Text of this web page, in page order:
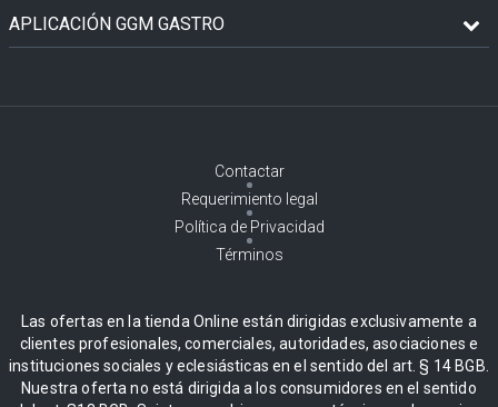
APLICACIÓN GGM GASTRO
Contactar
Requerimiento legal
Política de Privacidad
Términos
Las ofertas en la tienda Online están dirigidas exclusivamente a
clientes profesionales, comerciales, autoridades, asociaciones e
instituciones sociales y eclesiásticas en el sentido del art. § 14 BGB.
Nuestra oferta no está dirigida a los consumidores en el sentido